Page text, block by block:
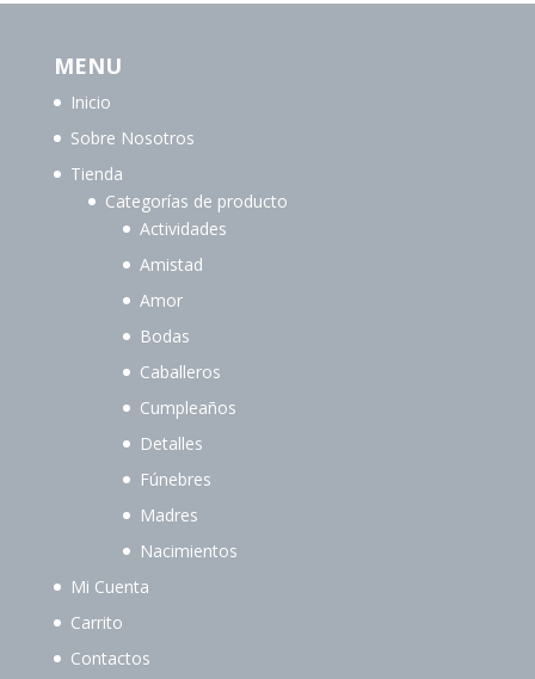
MENU
Inicio
Sobre Nosotros
Tienda
Categorías de producto
Actividades
Amistad
Amor
Bodas
Caballeros
Cumpleaños
Detalles
Fúnebres
Madres
Nacimientos
Mi Cuenta
Carrito
Contactos